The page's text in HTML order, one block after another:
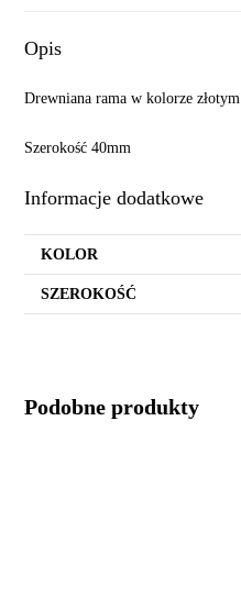
Opis
Drewniana rama w kolorze złotym
Szerokość 40mm
Informacje dodatkowe
KOLOR
SZEROKOŚĆ
Podobne produkty